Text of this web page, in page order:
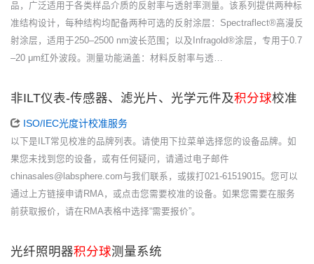
品，广泛适用于各类样品介质的反射率与透射率测量。该系列提供两种标
准结构设计，每种结构均配备两种可选的反射涂层：Spectraflect®高漫反
射涂层，适用于250–2500 nm波长范围；以及Infragold®涂层，专用于0.7
–20 μm红外波段。测量功能涵盖：材料反射率与透…
非ILT仪表-传感器、滤光片、光学元件及积分球校准
ISO/IEC光度计校准服务
以下是ILT常见校准的品牌列表。请使用下拉菜单选择您的设备品牌。如
果您未找到您的设备，或有任何疑问，请通过电子邮件
chinasales@labsphere.com与我们联系，或拨打021-61519015。您可以
通过上方链接申请RMA，或点击您需要校准的设备。如果您需要在服务
前获取报价，请在RMA表格中选择“需要报价”。
光纤照明器积分球测量系统